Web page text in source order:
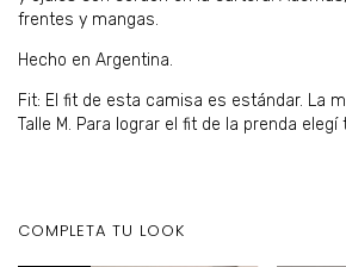
frentes y mangas.
Hecho en Argentina.
Fit: El fit de esta camisa es estándar. La
Talle M. Para lograr el fit de la prenda elegí
COMPLETA TU LOOK